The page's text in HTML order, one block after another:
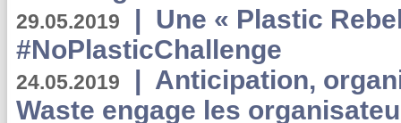
29.05.2019 | Une « Plastic
#NoPlasticChallenge
24.05.2019 | Anticipation,
Waste engage les